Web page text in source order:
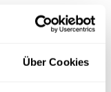
Über Cookies